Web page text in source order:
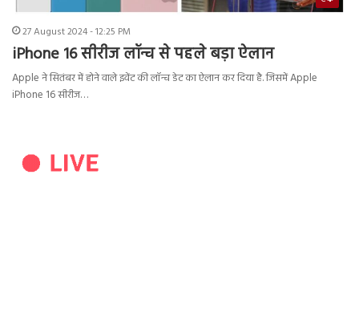
27 August 2024 - 12:25 PM
iPhone 16 सीरीज लॉन्च से पहले बड़ा ऐलान
Apple ने सितंबर में होने वाले इवेंट की लॉन्च डेट का ऐलान कर दिया है. जिसमें Apple
iPhone 16 सीरीज…